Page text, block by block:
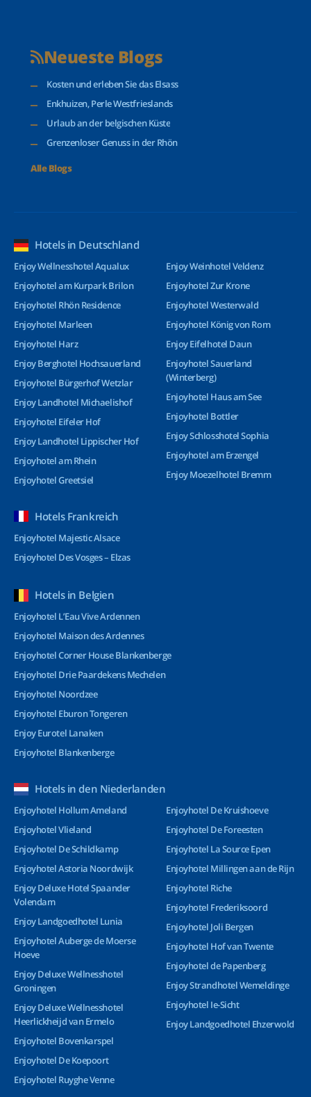
Neueste Blogs
Kosten und erleben Sie das Elsass
Enkhuizen, Perle Westfrieslands
Urlaub an der belgischen Küste
Grenzenloser Genuss in der Rhön
Alle Blogs
Hotels in Deutschland
Enjoy Wellnesshotel Aqualux
Enjoyhotel am Kurpark Brilon
Enjoyhotel Rhön Residence
Enjoyhotel Marleen
Enjoyhotel Harz
Enjoy Berghotel Hochsauerland
Enjoyhotel Bürgerhof Wetzlar
Enjoy Landhotel Michaelishof
Enjoyhotel Eifeler Hof
Enjoy Landhotel Lippischer Hof
Enjoyhotel am Rhein
Enjoyhotel Greetsiel
Enjoy Weinhotel Veldenz
Enjoyhotel Zur Krone
Enjoyhotel Westerwald
Enjoyhotel König von Rom
Enjoy Eifelhotel Daun
Enjoyhotel Sauerland
(Winterberg)
Enjoyhotel Haus am See
Enjoyhotel Bottler
Enjoy Schlosshotel Sophia
Enjoyhotel am Erzengel
Enjoy Moezelhotel Bremm
Hotels Frankreich
Enjoyhotel Majestic Alsace
Enjoyhotel Des Vosges – Elzas
Hotels in Belgien
Enjoyhotel L’Eau Vive Ardennen
Enjoyhotel Maison des Ardennes
Enjoyhotel Corner House Blankenberge
Enjoyhotel Drie Paardekens Mechelen
Enjoyhotel Noordzee
Enjoyhotel Eburon Tongeren
Enjoy Eurotel Lanaken
Enjoyhotel Blankenberge
Hotels in den Niederlanden
Enjoyhotel Hollum Ameland
Enjoyhotel Vlieland
Enjoyhotel De Schildkamp
Enjoyhotel Astoria Noordwijk
Enjoy Deluxe Hotel Spaander
Volendam
Enjoy Landgoedhotel Lunia
Enjoyhotel Auberge de Moerse
Hoeve
Enjoy Deluxe Wellnesshotel
Groningen
Enjoy Deluxe Wellnesshotel
Heerlickheijd van Ermelo
Enjoyhotel Bovenkarspel
Enjoyhotel De Koepoort
Enjoyhotel Ruyghe Venne
Enjoyhotel De Kruishoeve
Enjoyhotel De Foreesten
Enjoyhotel La Source Epen
Enjoyhotel Millingen aan de Rijn
Enjoyhotel Riche
Enjoyhotel Frederiksoord
Enjoyhotel Joli Bergen
Enjoyhotel Hof van Twente
Enjoyhotel de Papenberg
Enjoy Strandhotel Wemeldinge
Enjoyhotel Ie-Sicht
Enjoy Landgoedhotel Ehzerwold